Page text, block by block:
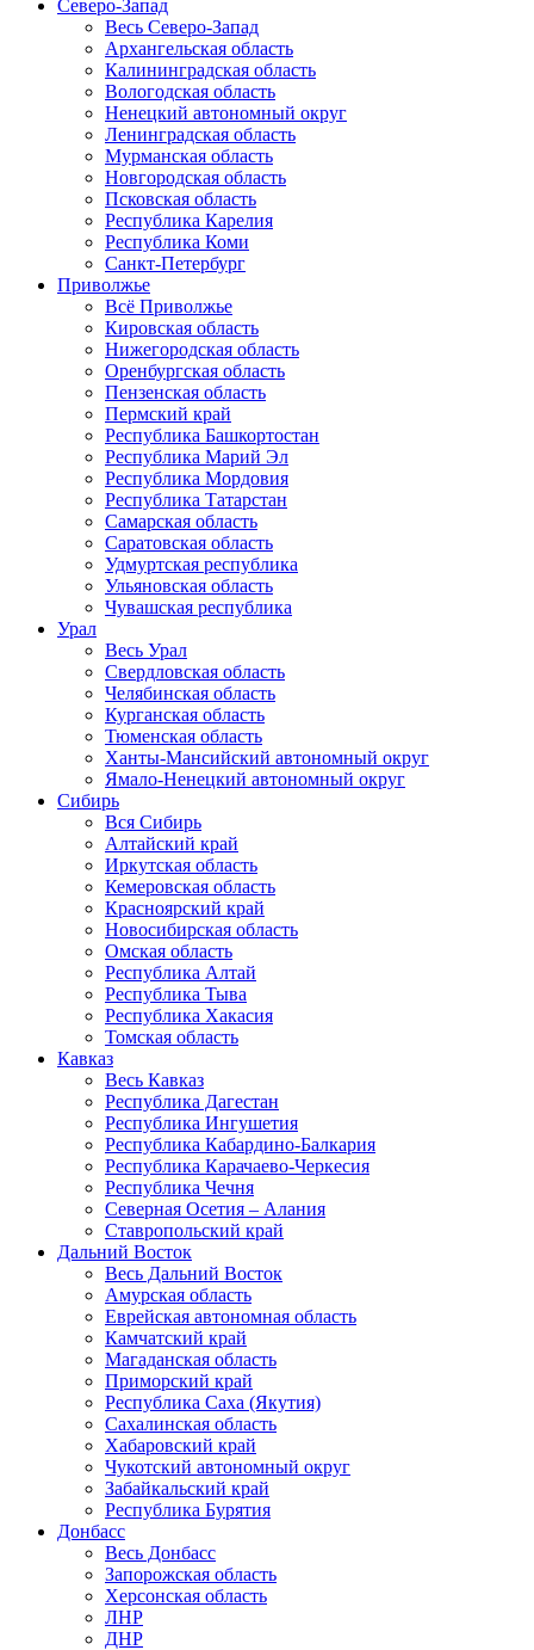
Северо-Запад
Весь Северо-Запад
Архангельская область
Калининградская область
Вологодская область
Ненецкий автономный округ
Ленинградская область
Мурманская область
Новгородская область
Псковская область
Республика Карелия
Республика Коми
Санкт-Петербург
Приволжье
Всё Приволжье
Кировская область
Нижегородская область
Оренбургская область
Пензенская область
Пермский край
Республика Башкортостан
Республика Марий Эл
Республика Мордовия
Республика Татарстан
Самарская область
Саратовская область
Удмуртская республика
Ульяновская область
Чувашская республика
Урал
Весь Урал
Свердловская область
Челябинская область
Курганская область
Тюменская область
Ханты-Мансийский автономный округ
Ямало-Ненецкий автономный округ
Сибирь
Вся Сибирь
Алтайский край
Иркутская область
Кемеровская область
Красноярский край
Новосибирская область
Омская область
Республика Алтай
Республика Тыва
Республика Хакасия
Томская область
Кавказ
Весь Кавказ
Республика Дагестан
Республика Ингушетия
Республика Кабардино-Балкария
Республика Карачаево-Черкесия
Республика Чечня
Северная Осетия – Алания
Ставропольский край
Дальний Восток
Весь Дальний Восток
Амурская область
Еврейская автономная область
Камчатский край
Магаданская область
Приморский край
Республика Саха (Якутия)
Сахалинская область
Хабаровский край
Чукотский автономный округ
Забайкальский край
Республика Бурятия
Донбасс
Весь Донбасс
Запорожская область
Херсонская область
ЛНР
ДНР